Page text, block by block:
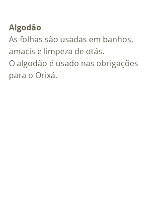
Algodão
As folhas são usadas em banhos,
amacis e limpeza de otás.
O algodão é usado nas obrigações
para o Orixá.